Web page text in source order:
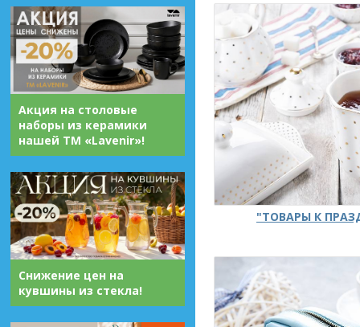
Акция на столовые
наборы из керамики
нашей ТМ «Lavenir»!
Снижение цен на
кувшины из стекла!
"ТОВАРЫ К